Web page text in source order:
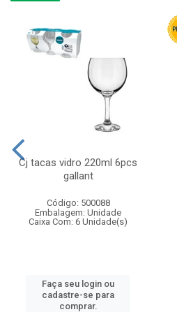
Cj tacas vidro 220ml 6pcs
gallant
Código: 500088
Embalagem: Unidade
Caixa Com: 6 Unidade(s)
Faça seu login ou
cadastre-se para
comprar.